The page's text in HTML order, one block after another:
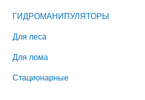
ГИДРОМАНИПУЛЯТОРЫ
Для леса
Для лома
Стационарные